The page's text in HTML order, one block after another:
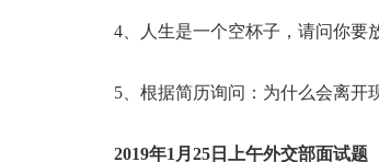
4、人生是一个空杯子，请问你要
5、根据简历询问：为什么会离开
2019年1月25日上午外交部面试题